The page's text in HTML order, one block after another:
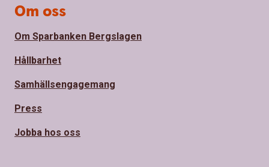
Om oss
Om Sparbanken Bergslagen
Hållbarhet
Samhällsengagemang
Press
Jobba hos oss